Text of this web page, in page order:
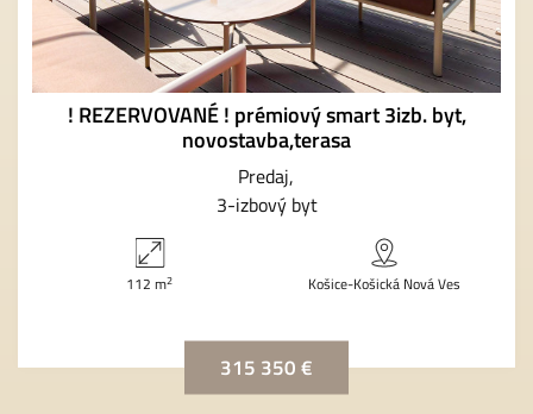
! REZERVOVANÉ ! prémiový smart 3izb. byt,
novostavba,terasa
Predaj
3-izbový byt
112 m2 Košice-Košická Nová Ves
315 350 €